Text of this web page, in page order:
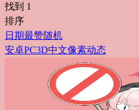
找到 1
排序
日期最赞随机
安卓PC3D中文像素动态